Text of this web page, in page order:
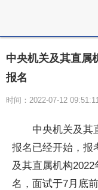
中央机关及其直属
报名
时间：2022-07-12
中央机关及其
报名已经开始，报
及其直属机构
名，面试于7月底前